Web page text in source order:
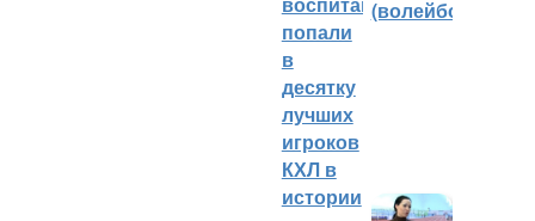
попали
в
десятку
лучших
игроков
КХЛ в
истории
(волейбол)